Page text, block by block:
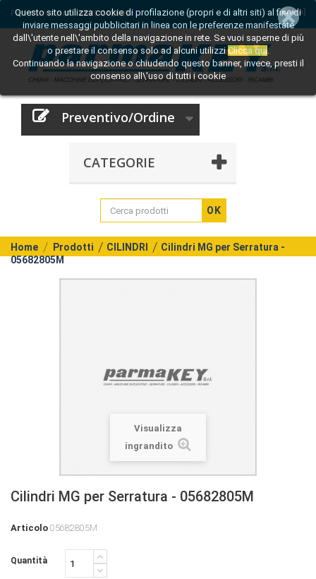
[Entra]
Per informazioni:0521 242809
Preventivo/Ordine
CATEGORIE
OK
Questo sito utilizza cookie di profilazione (propri e di altri siti) al fine di
inviare messaggi pubblicitari in linea con le preferenze manifestate
dall\'utente nell\'ambito della navigazione in rete. Se vuoi saperne di più
o prestare il consenso solo ad alcuni utilizziClicca qui.
Continuando la navigazione o chiudendo questo banner, invece, presti il
consenso all\'uso di tutti i cookie
Home Prodotti CILINDRI
Cilindri MG per Serratura -
05682805M
Visualizza
ingrandito
Cilindri MG per Serratura - 05682805M
Articolo 05682805M
Quantità